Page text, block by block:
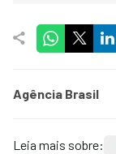
Agência Brasil
Leia mais sobre: